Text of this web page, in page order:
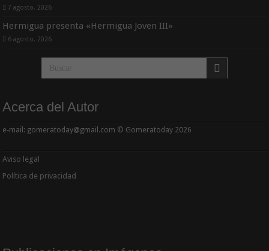
7 agosto, 2026
Hermigua presenta «Hermigua Joven III»
6 agosto, 2026
Acerca del Autor
e-mail: gomeratoday@gmail.com © Gomeratoday 2026
Aviso legal
Política de privacidad